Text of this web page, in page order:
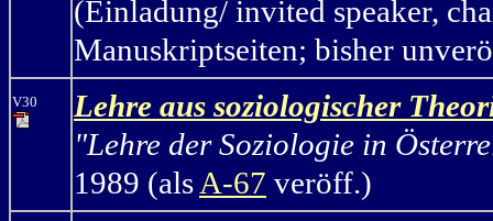
(Einladung/ invited speaker,
Manuskriptseiten; bisher
V30
Lehre aus soziologischer
"Lehre der Soziologie in
1989 (als A-67 veröff.)